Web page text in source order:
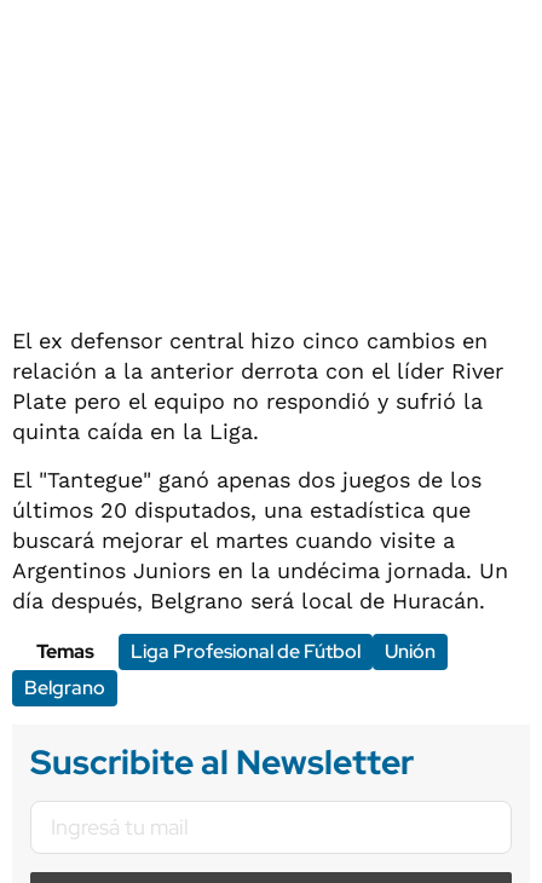
El ex defensor central hizo cinco cambios en
relación a la anterior derrota con el líder River
Plate pero el equipo no respondió y sufrió la
quinta caída en la Liga.
El "Tantegue" ganó apenas dos juegos de los
últimos 20 disputados, una estadística que
buscará mejorar el martes cuando visite a
Argentinos Juniors en la undécima jornada. Un
día después, Belgrano será local de Huracán.
Temas
Liga Profesional de Fútbol
Unión
Belgrano
Suscribite al Newsletter